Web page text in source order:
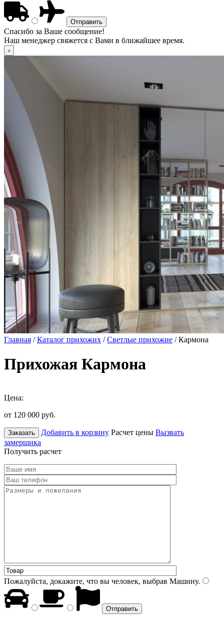
Спасибо за Ваше сообщение!
Наш менеджер свяжется с Вами в ближайшее время.
Главная /Каталог прихожих /Светлые прихожие / Кармона
Прихожая Кармона
Цена:
от 120 000 руб.
Заказать Добавить в корзину Расчет цены Вызвать
замерщика
Получить расчет
Пожалуйста, докажите, что вы человек, выбрав Машину.